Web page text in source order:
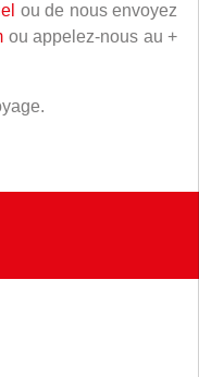
ou de nous envoyez
ou appelez-nous au +